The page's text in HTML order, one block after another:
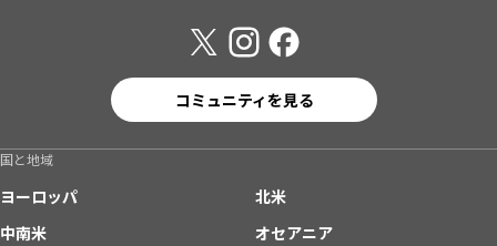
コミュニティを見る
国と地域
ヨーロッパ
北米
中南米
オセアニア